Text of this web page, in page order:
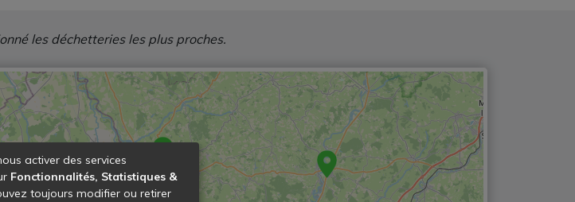
les déchetteries les plus proches.
activer des services
Fonctionnalités, Statistiques &
toujours modifier ou retirer